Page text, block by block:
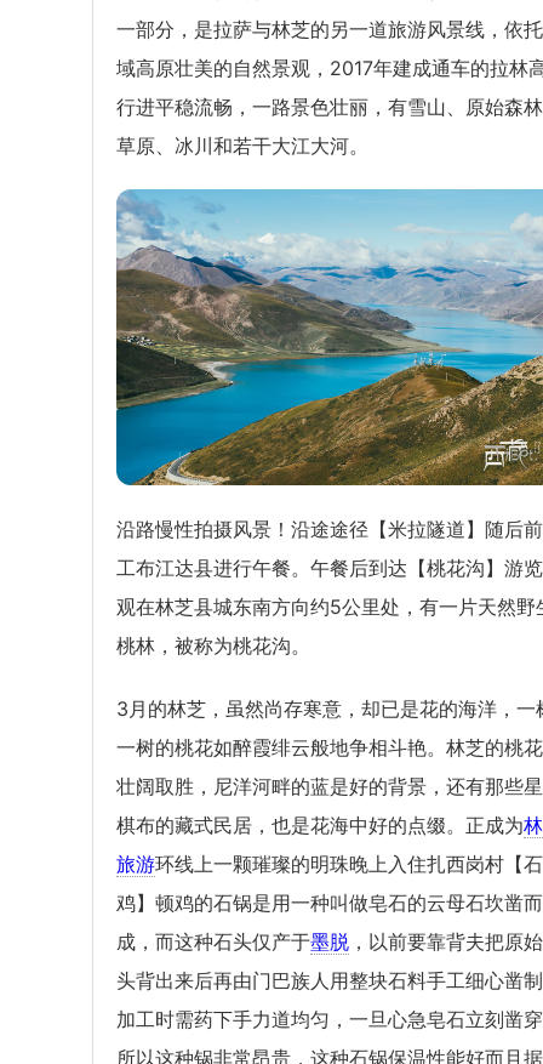
一部分，是拉萨与林芝的另一道旅游风景线，依
域高原壮美的自然景观，2017年建成通车的拉林
行进平稳流畅，一路景色壮丽，有雪山、原始森
草原、冰川和若干大江大河。
沿路慢性拍摄风景！沿途途径【米拉隧道】随后
工布江达县进行午餐。午餐后到达【桃花沟】游
观在林芝县城东南方向约5公里处，有一片天然野
桃林，被称为桃花沟。
3月的林芝，虽然尚存寒意，却已是花的海洋，一
一树的桃花如醉霞绯云般地争相斗艳。林芝的桃
壮阔取胜，尼洋河畔的蓝是好的背景，还有那些
棋布的藏式民居，也是花海中好的点缀。正成为
旅游环线上一颗璀璨的明珠晚上入住扎西岗村【
鸡】顿鸡的石锅是用一种叫做皂石的云母石坎凿而
成，而这种石头仅产于墨脱 ，以前要靠背夫把原
头背出来后再由门巴族人用整块石料手工细心凿
加工时需药下手力道均匀，一旦心急皂石立刻凿
所以这种锅非常昂贵，这种石锅保温性能好而且